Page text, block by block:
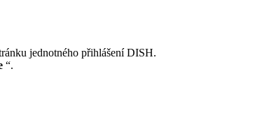
jednotného přihlášení DISH.
“.